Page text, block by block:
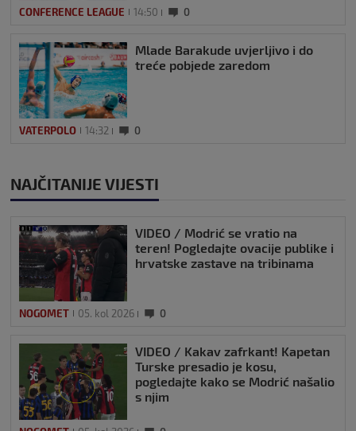
CONFERENCE LEAGUE 14:50 0
Mlade Barakude uvjerljivo i do
treće pobjede zaredom
VATERPOLO 14:32 0
NAJČITANIJE VIJESTI
VIDEO / Modrić se vratio na
teren! Pogledajte ovacije publike i
hrvatske zastave na tribinama
NOGOMET 05. kol 2026 0
VIDEO / Kakav zafrkant! Kapetan
Turske presadio je kosu,
pogledajte kako se Modrić našalio
s njim